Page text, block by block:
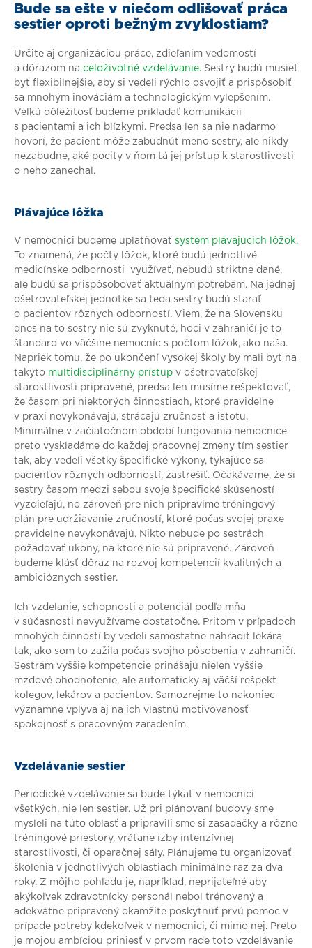
Bude sa ešte v niečom odlišovať práca
sestier oproti bežným zvyklostiam?
Určite aj organizáciou práce, zdieľaním vedomostí
a dôrazom na celoživotné vzdelávanie. Sestry budú musieť
byť flexibilnejšie, aby si vedeli rýchlo osvojiť a prispôsobiť
sa mnohým inováciám a technologickým vylepšením.
Veľkú dôležitosť budeme prikladať komunikácii
s pacientami a ich blízkymi. Predsa len sa nie nadarmo
hovorí, že pacient môže zabudnúť meno sestry, ale nikdy
nezabudne, aké pocity v ňom tá jej prístup k starostlivosti
o neho zanechal.
Plávajúce lôžka
V nemocnici budeme uplatňovať systém plávajúcich lôžok.
To znamená, že počty lôžok, ktoré budú jednotlivé
medicínske odbornosti využívať, nebudú striktne dané,
ale budú sa prispôsobovať aktuálnym potrebám. Na jednej
ošetrovateľskej jednotke sa teda sestry budú starať
o pacientov rôznych odborností. Viem, že na Slovensku
dnes na to sestry nie sú zvyknuté, hoci v zahraničí je to
štandard vo väčšine nemocníc s počtom lôžok, ako naša.
Napriek tomu, že po ukončení vysokej školy by mali byť na
takýto multidisciplinárny prístup v ošetrovateľskej
starostlivosti pripravené, predsa len musíme rešpektovať,
že časom pri niektorých činnostiach, ktoré pravidelne
v praxi nevykonávajú, strácajú zručnosť a istotu.
Minimálne v začiatočnom období fungovania nemocnice
preto vyskladáme do každej pracovnej zmeny tím sestier
tak, aby vedeli všetky špecifické výkony, týkajúce sa
pacientov rôznych odborností, zastrešiť. Očakávame, že si
sestry časom medzi sebou svoje špecifické skúseností
vyzdieľajú, no zároveň pre nich pripravíme tréningový
plán pre udržiavanie zručností, ktoré počas svojej praxe
pravidelne nevykonávajú. Nikto nebude po sestrách
požadovať úkony, na ktoré nie sú pripravené. Zároveň
budeme klásť dôraz na rozvoj kompetencií kvalitných a
ambicióznych sestier.
Ich vzdelanie, schopnosti a potenciál podľa mňa
v súčasnosti nevyužívame dostatočne. Pritom v prípadoch
mnohých činností by vedeli samostatne nahradiť lekára
tak, ako som to zažila počas svojho pôsobenia v zahraničí.
Sestrám vyššie kompetencie prinášajú nielen vyššie
mzdové ohodnotenie, ale automaticky aj väčší rešpekt
kolegov, lekárov a pacientov. Samozrejme to nakoniec
významne vplýva aj na ich vlastnú motivovanosť
spokojnosť s pracovným zaradením.
Vzdelávanie sestier
Periodické vzdelávanie sa bude týkať v nemocnici
všetkých, nie len sestier. Už pri plánovaní budovy sme
mysleli na túto oblasť a pripravili sme si zasadačky a rôzne
tréningové priestory, vrátane izby intenzívnej
starostlivosti, či operačnej sály. Plánujeme tu organizovať
školenia v jednotlivých oblastiach minimálne raz za dva
roky. Z môjho pohľadu je, napríklad, neprijateľné aby
akýkoľvek zdravotnícky personál nebol trénovaný a
adekvátne pripravený okamžite poskytnúť prvú pomoc v
prípade potreby kdekoľvek v nemocnici, či mimo nej. Preto
je mojou ambíciou priniesť v prvom rade toto vzdelávanie